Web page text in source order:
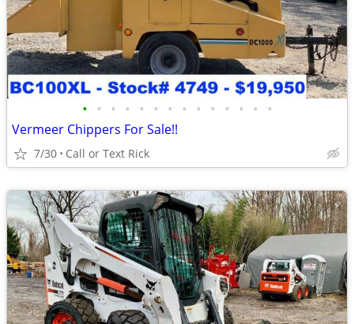
• • • • • • • • • • • • • •
Vermeer Chippers For Sale!!
7/30 Call or Text Rick